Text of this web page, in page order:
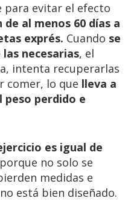
para evitar el efecto
de al menos 60 días a
exprés. Cuando se
necesarias, el
intenta recuperarlas
comer, lo que lleva a
perdido e
es igual de
no solo se
medidas e
está bien diseñado.